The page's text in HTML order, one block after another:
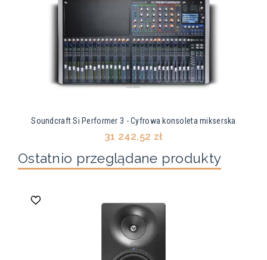
Soundcraft Si Performer 3 - Cyfrowa konsoleta mikserska
31 242,52 zł
Ostatnio przeglądane produkty